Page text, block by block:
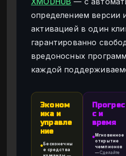
определением версии
активацией в один
гарантированно
вредоносных
каждой
Эконом
ика и
управле
ние
● Бесконечны
е средства
Прогрес
с и
время
●Мгновенное
открытие
чемпионов
—Сделайте